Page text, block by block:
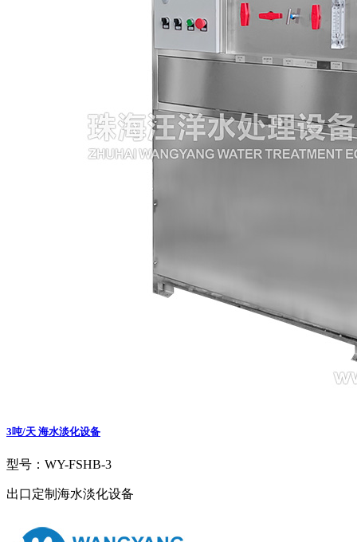
3吨/天 海水淡化设备
型号：WY-FSHB-3
出口定制海水淡化设备